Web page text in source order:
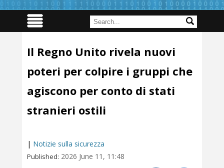
Il Regno Unito rivela nuovi
poteri per colpire i gruppi che
agiscono per conto di stati
stranieri ostili
| Notizie sulla sicurezza
Published: 2026 June 11, 11:48